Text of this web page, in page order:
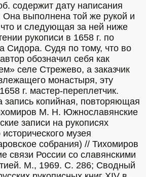
содержит дату написания
Она выполнена той же рукой и
и следующая за ней ниже
рукописи в 1658 г. по
Сидора. Судя по тому, что во
обозначил себя как
селе Стрежево, а заказчик
монастыря, эту
г. мастер-переплетчик.
запись копийная, повторяющая
М. Н. Южнославянские
записи на рукописях
музея
собрания) // Тихомиров
связи России со славянскими
М., 1969. С. 286; Сводный